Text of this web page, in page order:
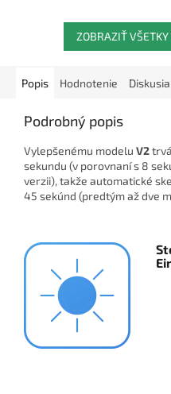
ZOBRAZIŤ
Popis Hodnotenie Diskusia
Podrobný popis
Vylepšenému modelu V2
sekundu (v porovnaní s 8
verzii), takže automatické
45 sekúnd (predtým až dve